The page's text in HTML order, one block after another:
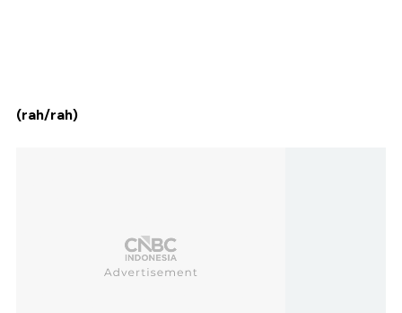
(rah/rah)